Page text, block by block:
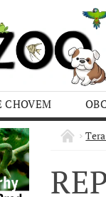
CHOVEM
AQUA TERAZOO